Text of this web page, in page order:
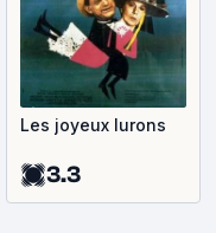
Les joyeux lurons
3.3